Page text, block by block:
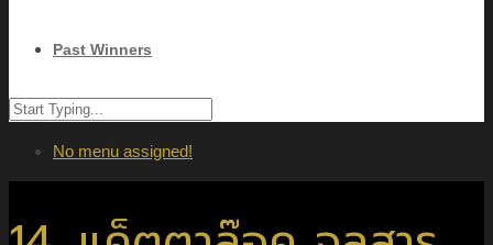
Past Winners
No menu assigned!